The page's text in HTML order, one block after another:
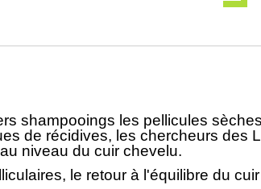
shampooings les pellicules
de récidives, les chercheurs des
niveau du cuir chevelu.
le retour à l'équilibre du